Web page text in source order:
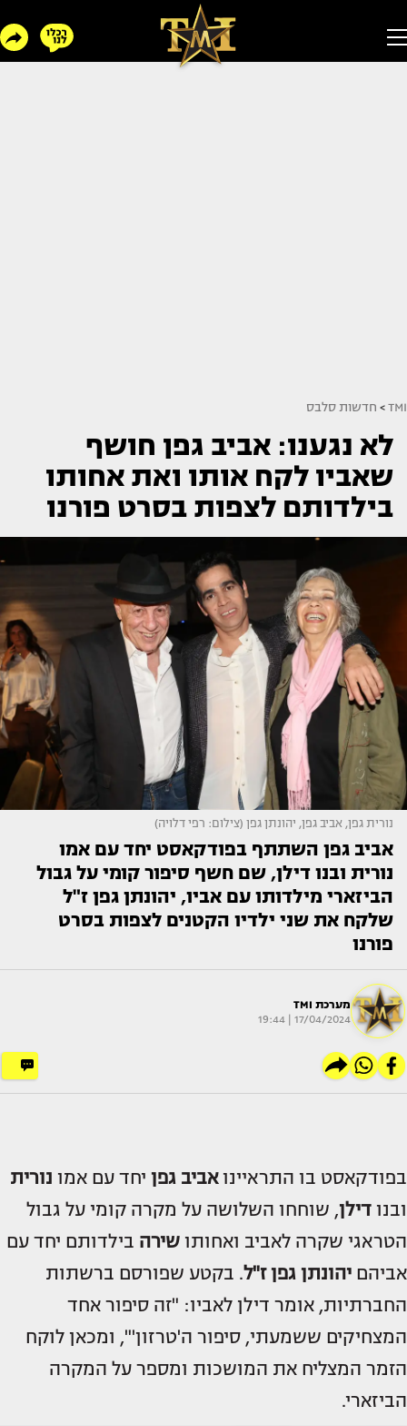
TMI
> חדשות סלבס
לא נגענו: אביב גפן חושף
שאביו לקח אותו ואת אחותו
בילדותם לצפות בסרט פורנו
נורית גפן, אביב גפן, יהונתן גפן (צילום: רפי דלויה)
אביב גפן השתתף בפודקאסט יחד עם אמו
נורית ובנו דילן, שם חשף סיפור קומי על גבול
הביזארי מילדותו עם אביו, יהונתן גפן ז"ל
שלקח את שני ילדיו הקטנים לצפות בסרט
פורנו
מערכת TMI
17/04/2024 | 19:44
בפודקאסט בו התראיינואביב גפן יחד עם אמו נורית
ובנו דילן, שוחחו השלושה על מקרה קומי על גבול
הטראגי שקרה לאביב ואחותו שירה בילדותם יחד עם
אביהם יהונתן גפן ז"ל. בקטע שפורסם ברשתות
החברתיות, אומר דילן לאביו: "זה סיפור אחד
המצחיקים ששמעתי, סיפור ה'טרזון'", ומכאן לוקח
הזמר המצליח את המושכות ומספר על המקרה
הביזארי.